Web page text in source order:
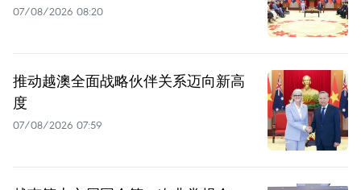
07/08/2026 08:20
推动越澳全面战略伙伴关系迈向新高
度
07/08/2026 07:59